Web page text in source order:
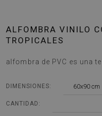
ALFOMBRA VINILO
TROPICALES
alfombra de PVC es una
DIMENSIONES: 60x90 cm
CANTIDAD: